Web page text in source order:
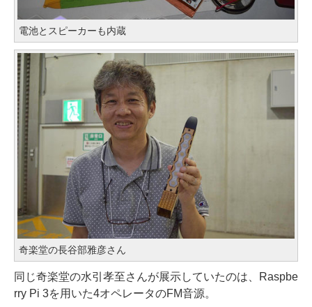
電池とスピーカーも内蔵
奇楽堂の長谷部雅彦さん
同じ奇楽堂の水引孝至さんが展示していたのは、Raspbe
rry Pi 3を用いた4オペレータのFM音源。